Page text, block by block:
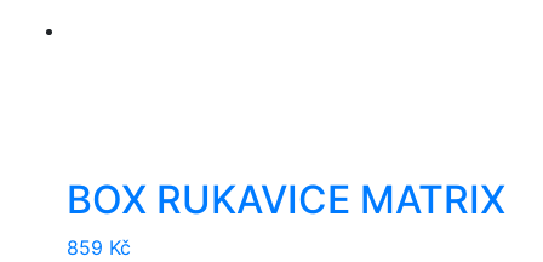
BOX RUKAVICE MATRIX
859 Kč